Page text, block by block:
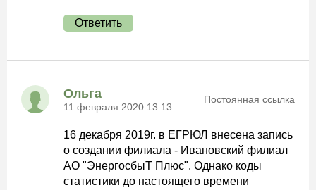
Ответить
Ольга
11 февраля 2020 13:13
Постоянная ссылка
16 декабря 2019г. в ЕГРЮЛ внесена запись
о создании филиала - Ивановский филиал
АО "ЭнергосбыТ Плюс". Однако коды
статистики до настоящего времени